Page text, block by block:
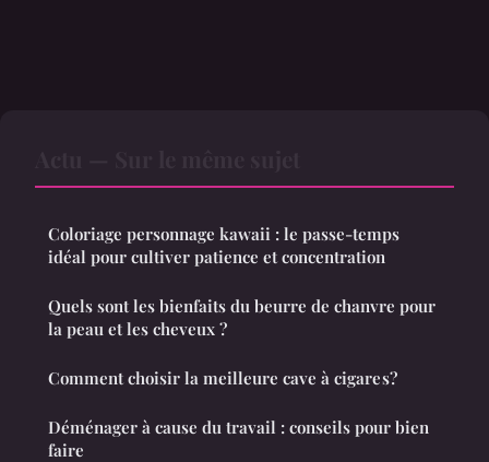
Coloriage personnage kawaii : le passe-temps
idéal pour cultiver patience et concentration
Quels sont les bienfaits du beurre de chanvre pour
la peau et les cheveux ?
Comment choisir la meilleure cave à cigare s?
Déménager à cause du travail : conseils pour bien
faire